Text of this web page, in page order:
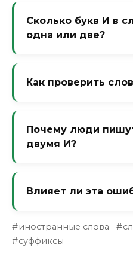
Сколько букв И в
одна или две?
грубая ошибка.
Как проверить
измените падеж:
падеж
Почему люди
двумя И?
также из-за того, что
Влияет ли эта
ищут «версия».
детективный трафик.
иностранные слова
суффиксы